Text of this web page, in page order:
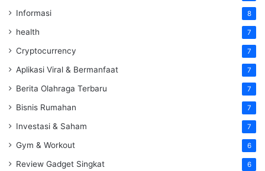
Informasi 8
health 7
Cryptocurrency 7
Aplikasi Viral & Bermanfaat 7
Berita Olahraga Terbaru 7
Bisnis Rumahan 7
Investasi & Saham 7
Gym & Workout 6
Review Gadget Singkat 6